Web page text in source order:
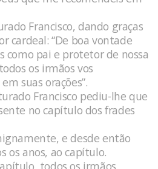
Francisco, dando graças
cardeal: “De boa vontade
como pai e protetor de nossa
os irmãos vos
suas orações”.
Francisco pediu-lhe que
no capítulo dos frades
e desde então
os anos, ao capítulo.
todos os irmãos